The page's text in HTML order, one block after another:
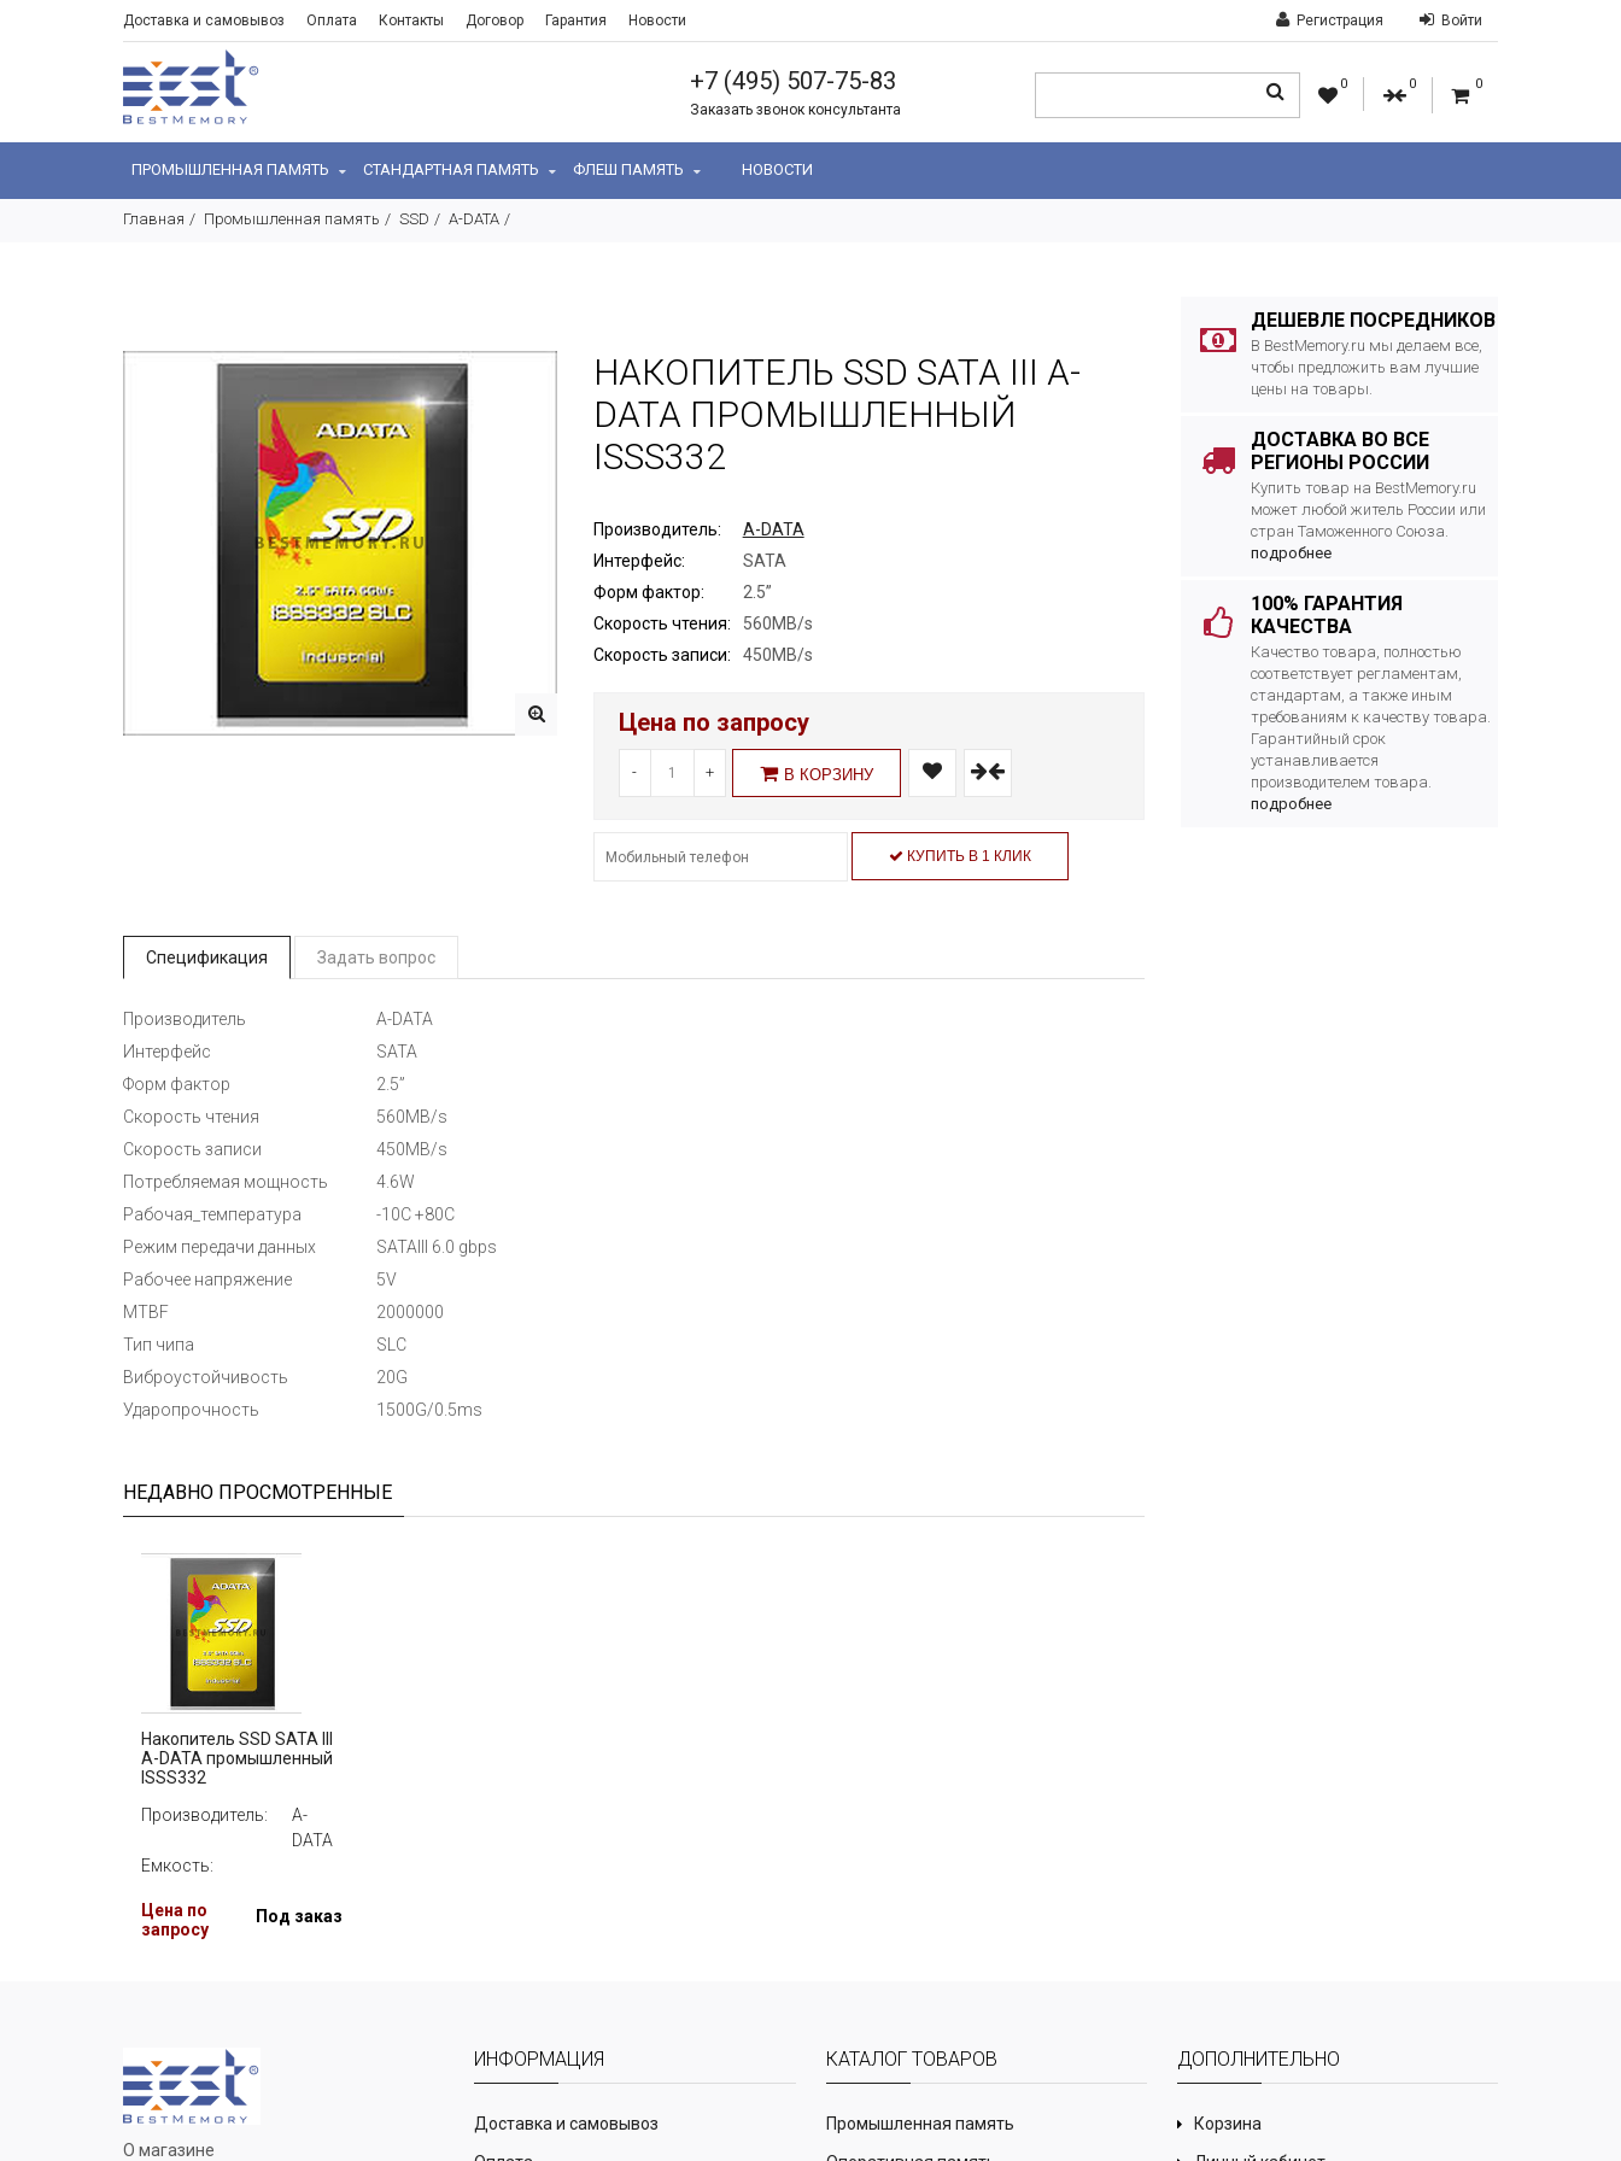
Доставка и самовывоз Оплата Контакты Договор Гарантия Новости Регистрация Войти
+7 (495) 507-75-83
Заказать звонок консультанта
0 0 0
ПРОМЫШЛЕННАЯ ПАМЯТЬ СТАНДАРТНАЯ ПАМЯТЬ ФЛЕШ ПАМЯТЬ НОВОСТИ
Главная Промышленная память SSD A-DATA
ДЕШЕВЛЕ ПОСРЕДНИКОВ
В BestMemory.ru мы делаем все,
чтобы предложить вам лучшие
цены на товары.
ДОСТАВКА ВО ВСЕ
РЕГИОНЫ РОССИИ
Купить товар на BestMemory.ru
может любой житель России или
стран Таможенного Союза.
подробнее
100% ГАРАНТИЯ
КАЧЕСТВА
Качество товара, полностью
соответствует регламентам,
стандартам, а также иным
требованиям к качеству товара.
Гарантийный срок
устанавливается
производителем товара.
подробнее
НАКОПИТЕЛЬ SSD SATA III A-
DATA ПРОМЫШЛЕННЫЙ
ISSS332
Производитель:
A-DATA
Интерфейс:
SATA
Форм фактор:
2.5”
Скорость чтения:
560MB/s
Скорость записи:
450MB/s
Цена по запросу
- + В КОРЗИНУ
КУПИТЬ В 1 КЛИК
Спецификация Задать вопрос
Производитель
A-DATA
Интерфейс
SATA
Форм фактор
2.5”
Скорость чтения
560MB/s
Скорость записи
450MB/s
Потребляемая мощность
4.6W
Рабочая_температура
-10C +80C
Режим передачи данных
SATAIII 6.0 gbps
Рабочее напряжение
5V
MTBF
2000000
Тип чипа
SLC
Виброустойчивость
20G
Ударопрочность
1500G/0.5ms
НЕДАВНО ПРОСМОТРЕННЫЕ
Накопитель SSD SATA III
A-DATA промышленный
ISSS332
Производитель:
A-
DATA
Емкость:
Цена по
запросу
Под заказ
О магазине
ИНФОРМАЦИЯ
Доставка и самовывоз
КАТАЛОГ ТОВАРОВ
Промышленная память
ДОПОЛНИТЕЛЬНО
Корзина